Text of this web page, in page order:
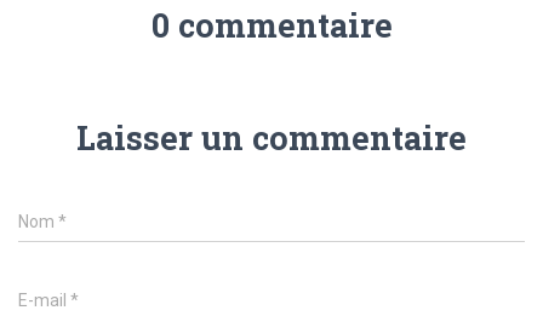
0 commentaire
Laisser un commentaire
Nom *
E-mail *